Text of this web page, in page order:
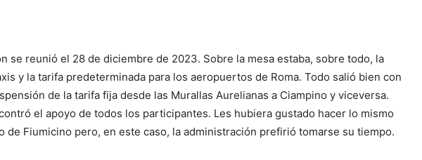
se reunió el 28 de diciembre de 2023. Sobre la mesa estaba, sobre todo, la
y la tarifa predeterminada para los aeropuertos de Roma. Todo salió bien con
de la tarifa fija desde las Murallas Aurelianas a Ciampino y viceversa.
el apoyo de todos los participantes. Les hubiera gustado hacer lo mismo
de Fiumicino pero, en este caso, la administración prefirió tomarse su tiempo.